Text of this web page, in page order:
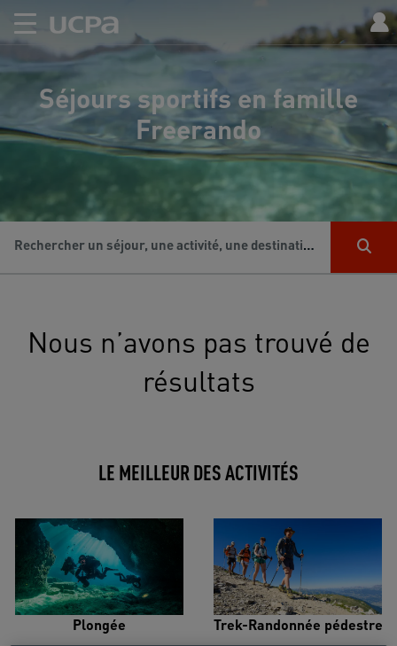
Séjours sportifs en famille
Freerando
Rechercher un séjour, une activité, une destination...
Nous n’avons pas trouvé de
résultats
LE MEILLEUR DES ACTIVITÉS
Plongée Trek-Randonnée pédestre